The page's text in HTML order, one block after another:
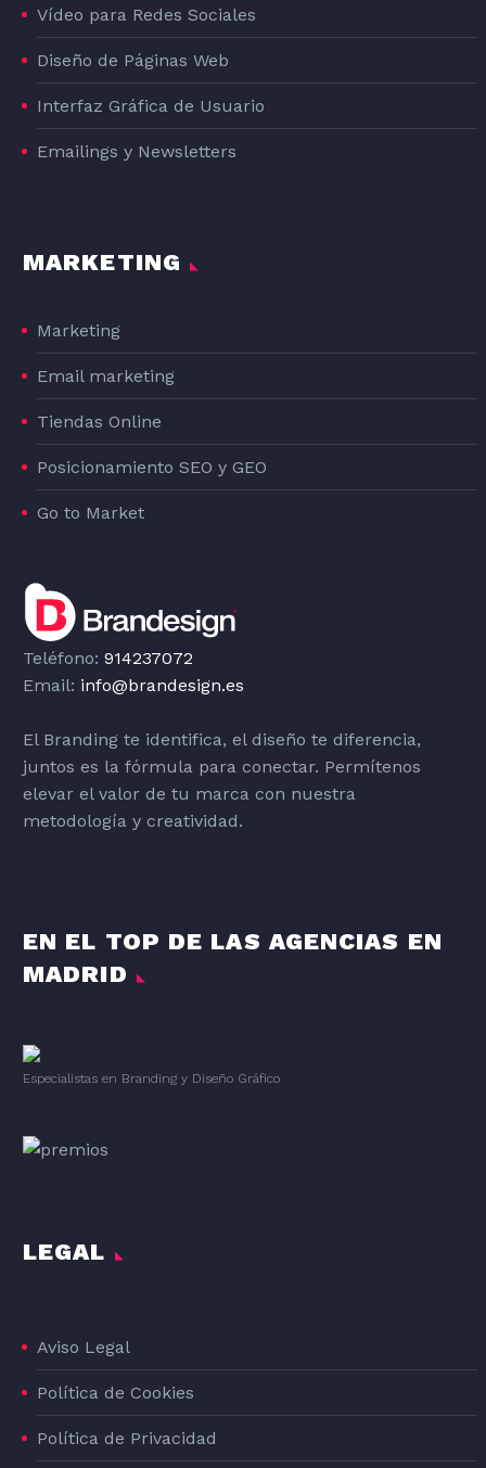
Vídeo para Redes Sociales
Diseño de Páginas Web
Interfaz Gráfica de Usuario
Emailings y Newsletters
MARKETING
Marketing
Email marketing
Tiendas Online
Posicionamiento SEO y GEO
Go to Market
Teléfono: 914237072
Email: info@brandesign.es
El Branding te identifica, el diseño te diferencia,
juntos es la fórmula para conectar. Permítenos
elevar el valor de tu marca con nuestra
metodología y creatividad.
EN EL TOP DE LAS AGENCIAS EN
MADRID
Especialistas en Branding y Diseño Gráfico
LEGAL
Aviso Legal
Política de Cookies
Política de Privacidad